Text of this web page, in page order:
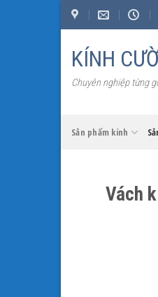
Skip
content
KÍNH
Chuyên nghiệp từng
Sản phẩm kính
Vách